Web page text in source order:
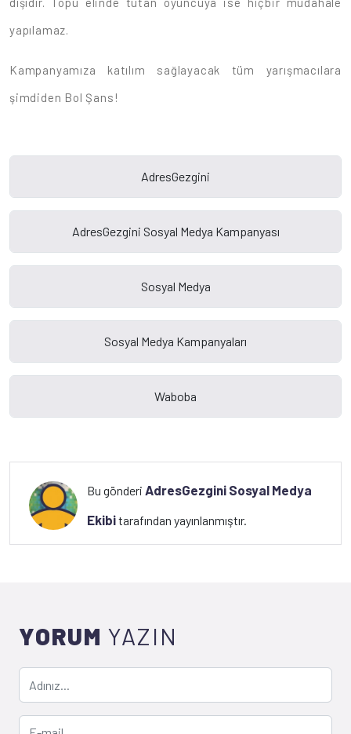
yapılamaz.
Kampanyamıza katılım sağlayacak tüm yarışmacılara
şimdiden Bol Şans!
Bu gönderiAdresGezgini Sosyal Medya
Ekibitarafından yayınlanmıştır.
YORUM YAZIN